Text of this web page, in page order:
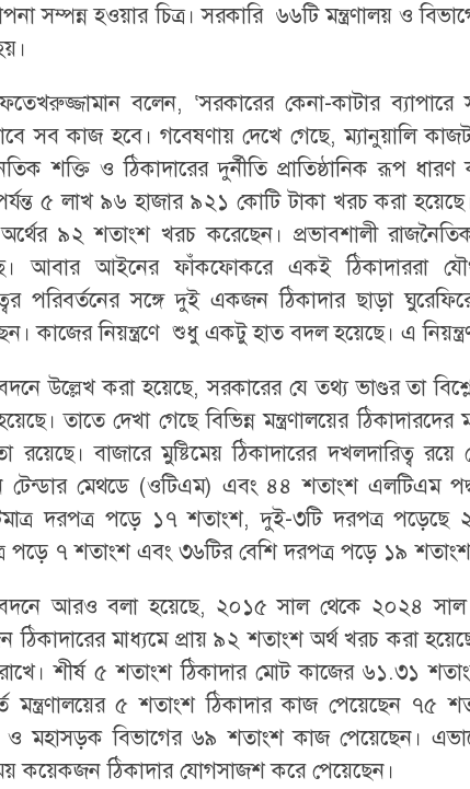
সম্পন্ন হওয়ার চিত্র। সরকারি ৬৬টি মন্ত্রণালয় ও
বলেন, ‘সরকারের কেনা-কাটার ব্যাপারে
সব কাজ হবে। গবেষণায় দেখে গেছে, ম্যানুয়ালি
শক্তি ও ঠিকাদারের দুর্নীতি প্রাতিষ্ঠানিক রূপ
৫ লাখ ৯৬ হাজার ৯২১ কোটি টাকা খরচ করা
৯২ শতাংশ খরচ করেছেন। প্রভাবশালী
আবার আইনের ফাঁকফোকরে একই ঠিকাদাররা
পরিবর্তনের সঙ্গে দুই একজন ঠিকাদার ছাড়া
কাজের নিয়ন্ত্রণে শুধু একটু হাত বদল হয়েছে। এ
উল্লেখ করা হয়েছে, সরকারের যে তথ্য ভাণ্ডর তা
তাতে দেখা গেছে বিভিন্ন মন্ত্রণালয়ের
রয়েছে। বাজারে মুষ্টিমেয় ঠিকাদারের দখলদারিত্ব
টেন্ডার মেথডে (ওটিএম) এবং ৪৪ শতাংশ এলটিএম
দরপত্র পড়ে ১৭ শতাংশ, দুই-৩টি দরপত্র
পড়ে ৭ শতাংশ এবং ৩৬টির বেশি দরপত্র পড়ে ১৯
আরও বলা হয়েছে, ২০১৫ সাল থেকে ২০২৪ সাল
ঠিকাদারের মাধ্যমে প্রায় ৯২ শতাংশ অর্থ খরচ করা
শীর্ষ ৫ শতাংশ ঠিকাদার মোট কাজের ৬১.৩১
মন্ত্রণালয়ের ৫ শতাংশ ঠিকাদার কাজ পেয়েছেন ৭৫
মহাসড়ক বিভাগের ৬৯ শতাংশ কাজ পেয়েছেন।
কয়েকজন ঠিকাদার যোগসাজশ করে পেয়েছেন।